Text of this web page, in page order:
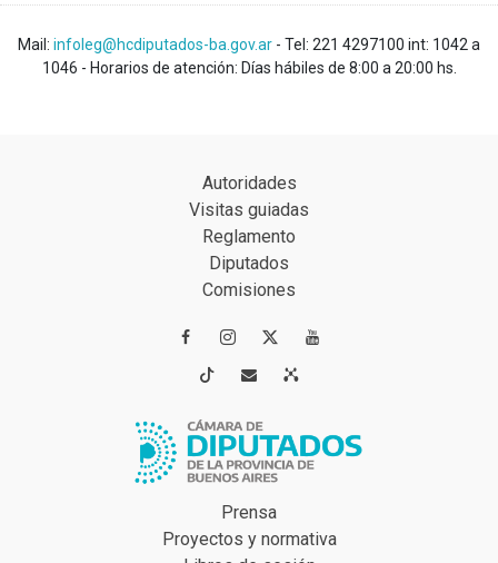
Mail: infoleg@hcdiputados-ba.gov.ar - Tel: 221 4297100 int: 1042 a
1046 - Horarios de atención: Días hábiles de 8:00 a 20:00 hs.
Autoridades
Visitas guiadas
Reglamento
Diputados
Comisiones
 
 
Prensa
Proyectos y normativa